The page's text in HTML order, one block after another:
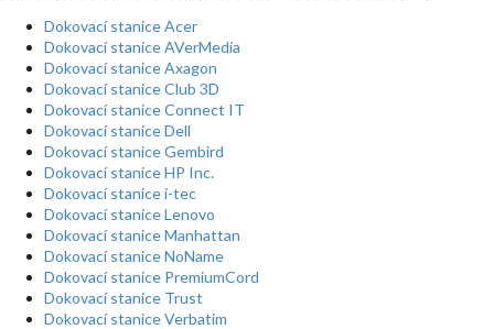
Dokovací stanice Acer
Dokovací stanice AVerMedia
Dokovací stanice Axagon
Dokovací stanice Club 3D
Dokovací stanice Connect IT
Dokovací stanice Dell
Dokovací stanice Gembird
Dokovací stanice HP Inc.
Dokovací stanice i-tec
Dokovací stanice Lenovo
Dokovací stanice Manhattan
Dokovací stanice NoName
Dokovací stanice PremiumCord
Dokovací stanice Trust
Dokovací stanice Verbatim